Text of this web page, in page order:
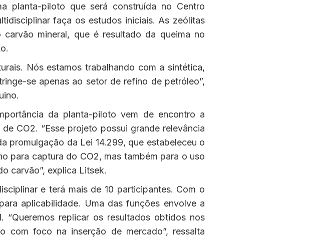
planta-piloto que será construída no Centro
faça os estudos iniciais. As zeólitas
mineral, que é resultado da queima no
Nós estamos trabalhando com a sintética,
se apenas ao setor de refino de petróleo”,
da planta-piloto vem de encontro a
CO2. “Esse projeto possui grande relevância
promulgação da Lei 14.299, que estabeleceu o
para captura do CO2, mas também para o uso
carvão”, explica Litsek.
e terá mais de 10 participantes. Com o
aplicabilidade. Uma das funções envolve a
replicar os resultados obtidos nos
com foco na inserção de mercado”, ressalta